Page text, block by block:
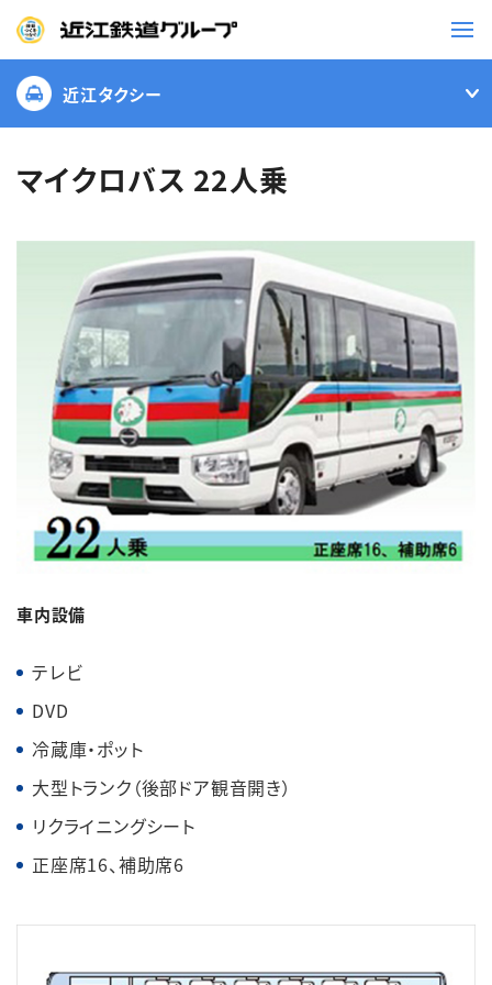
鉄道
バス
事業一覧
観光・イベント情報
ニュースリリース
企業情報
採用情報
お問い合わせ一覧
English 簡体中文 繁体中文 한국어
近江タクシー
マイクロバス 22人乗
車内設備
テレビ
DVD
冷蔵庫・ポット
大型トランク（後部ドア観音開き）
リクライニングシート
正座席16、補助席6